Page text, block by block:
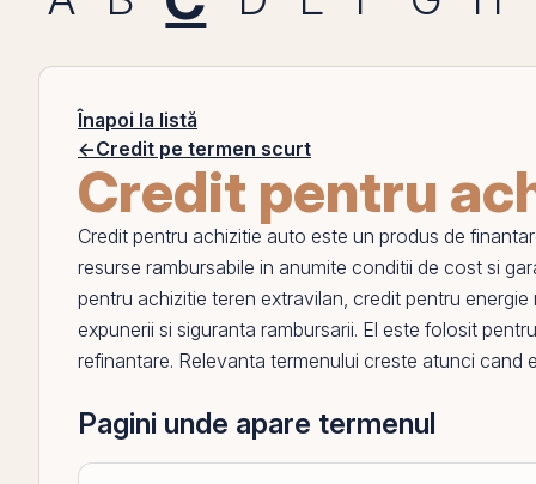
Înapoi la listă
←Credit pe termen scurt
Credit pentru
Credit pentru achizitie auto este un produs de
resurse rambursabile in anumite conditii de cost si
pentru achizitie teren extravilan, credit pentru energie
expunerii si siguranta rambursarii. El este folosit
refinantare. Relevanta termenului creste atunci cand
Pagini unde apare termenul